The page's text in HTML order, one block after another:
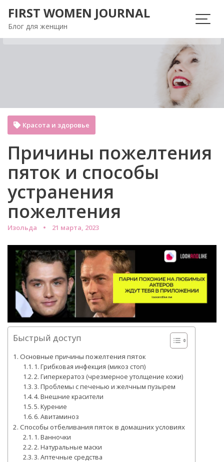
содержимому
FIRST WOMEN JOURNAL
Блог для женщин
Причины пожелтения
пяток и способы
устранения
пожелтения
Изольда 21 марта, 2023
Красота и здоровье
Быстрый доступ
Основные причины пожелтения пяток
1. Грибковая инфекция (микоз стоп)
2. Гиперкератоз (чрезмерное утолщение кожи)
3. Проблемы с печенью и желчным пузырем
4. Внешние красители
5. Курение
6. Авитаминоз
Способы отбеливания пяток в домашних условиях
1. Ванночки
2. Натуральные маски
3. Аптечные средства